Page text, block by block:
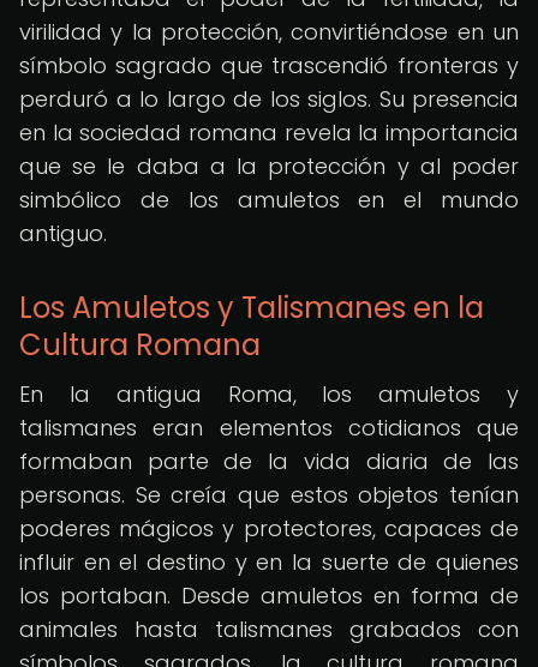
virilidad y la protección, convirtiéndose en un
símbolo sagrado que trascendió fronteras y
perduró a lo largo de los siglos. Su presencia
en la sociedad romana revela la importancia
que se le daba a la protección y al poder
simbólico de los amuletos en el mundo
antiguo.
Los Amuletos y Talismanes en la
Cultura Romana
En la antigua Roma, los amuletos y
talismanes eran elementos cotidianos que
formaban parte de la vida diaria de las
personas. Se creía que estos objetos tenían
poderes mágicos y protectores, capaces de
influir en el destino y en la suerte de quienes
los portaban. Desde amuletos en forma de
animales hasta talismanes grabados con